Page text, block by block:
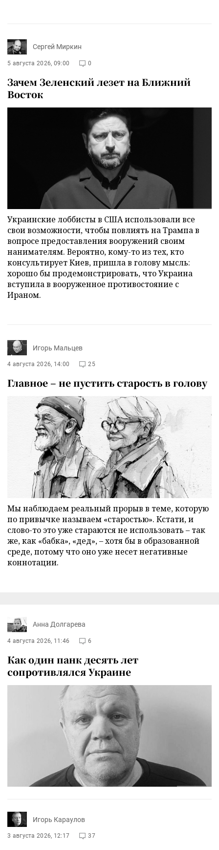
Сергей Миркин
5 августа 2026, 09:00 0
Зачем Зеленский лезет на Ближний
Восток
Украинские лоббисты в США использовали все
свои возможности, чтобы повлиять на Трампа в
вопросе предоставления вооружений своим
нанимателям. Вероятно, кому-то из тех, кто
консультирует Киев, пришла в голову мысль:
хорошо бы продемонстрировать, что Украина
вступила в вооруженное противостояние с
Ираном.
Игорь Мальцев
4 августа 2026, 14:00 25
Главное – не пустить старость в голову
Мы наблюдаем реальный прорыв в теме, которую
по привычке называем «старостью». Кстати, и
слово-то это уже стараются не использовать – так
же, как «бабка», «дед», – хотя бы в образованной
среде, потому что оно уже несет негативные
коннотации.
Анна Долгарева
4 августа 2026, 11:46 6
Как один панк десять лет
сопротивлялся Украине
Игорь Караулов
3 августа 2026, 12:17 37